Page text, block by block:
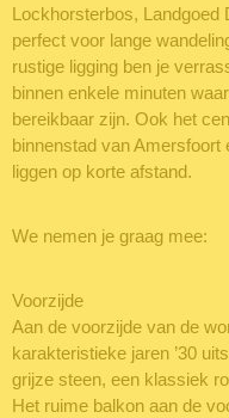
Lockhorsterbos, Landgoed
perfect voor lange
rustige ligging ben je
binnen enkele minuten
bereikbaar zijn. Ook het
binnenstad van
liggen op korte afstand.
We nemen je graag mee:
Voorzijde
Aan de voorzijde van de
karakteristieke jaren ’30
grijze steen, een klassiek
Het ruime balkon aan de